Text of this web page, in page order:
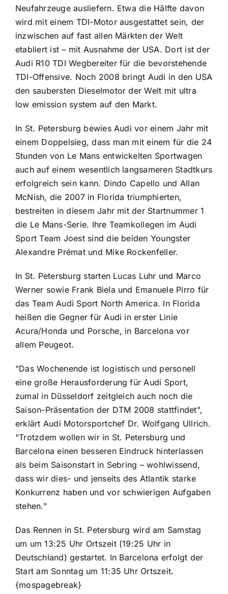
Neufahrzeuge ausliefern. Etwa die Hälfte davon
wird mit einem TDI-Motor ausgestattet sein, der
inzwischen auf fast allen Märkten der Welt
etabliert ist – mit Ausnahme der USA. Dort ist der
Audi R10 TDI Wegbereiter für die bevorstehende
TDI-Offensive. Noch 2008 bringt Audi in den USA
den saubersten Dieselmotor der Welt mit ultra
low emission system auf den Markt.
In St. Petersburg bewies Audi vor einem Jahr mit
einem Doppelsieg, dass man mit einem für die 24
Stunden von Le Mans entwickelten Sportwagen
auch auf einem wesentlich langsameren Stadtkurs
erfolgreich sein kann. Dindo Capello und Allan
McNish, die 2007 in Florida triumphierten,
bestreiten in diesem Jahr mit der Startnummer 1
die Le Mans-Serie. Ihre Teamkollegen im Audi
Sport Team Joest sind die beiden Youngster
Alexandre Prémat und Mike Rockenfeller.
In St. Petersburg starten Lucas Luhr und Marco
Werner sowie Frank Biela und Emanuele Pirro für
das Team Audi Sport North America. In Florida
heißen die Gegner für Audi in erster Linie
Acura/Honda und Porsche, in Barcelona vor
allem Peugeot.
"Das Wochenende ist logistisch und personell
eine große Herausforderung für Audi Sport,
zumal in Düsseldorf zeitgleich auch noch die
Saison-Präsentation der DTM 2008 stattfindet",
erklärt Audi Motorsportchef Dr. Wolfgang Ullrich.
"Trotzdem wollen wir in St. Petersburg und
Barcelona einen besseren Eindruck hinterlassen
als beim Saisonstart in Sebring – wohlwissend,
dass wir dies- und jenseits des Atlantik starke
Konkurrenz haben und vor schwierigen Aufgaben
stehen."
Das Rennen in St. Petersburg wird am Samstag
um um 13:25 Uhr Ortszeit (19:25 Uhr in
Deutschland) gestartet. In Barcelona erfolgt der
Start am Sonntag um 11:35 Uhr Ortszeit.
{mospagebreak}